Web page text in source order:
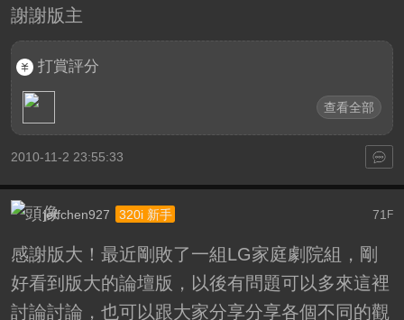
謝謝版主
打賞評分
查看全部
2010-11-2 23:55:33
71 F
jeffchen927 320i 新手
感謝版大！最近剛敗了一組LG家庭劇院組，剛
好看到版大的論壇版，以後有問題可以多來這裡
討論討論，也可以跟大家分享分享各個不同的觀